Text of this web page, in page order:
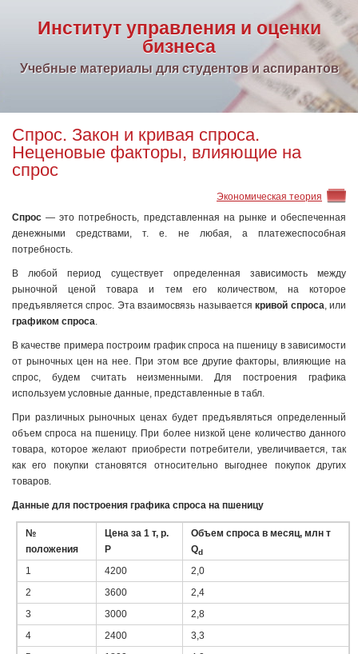
Институт управления и оценки
бизнеса
Учебные материалы для студентов и аспирантов
Спрос. Закон и кривая спроса.
Неценовые факторы, влияющие на
спрос
Экономическая теория
Спрос — это потребность, представленная на рынке и обеспеченная
денежными средствами, т. е. не любая, а платежеспособная
потребность.
В любой период существует определенная зависимость между
рыночной ценой товара и тем его количеством, на которое
предъявляется спрос. Эта взаимосвязь называетсякривой спроса, или
графиком спроса.
В качестве примера построим график спроса на пшеницу в зависимости
от рыночных цен на нее. При этом все другие факторы, влияющие на
спрос, будем считать неизменными. Для построения графика
используем условные данные, представленные в табл.
При различных рыночных ценах будет предъявляться определенный
объем спроса на пшеницу. При более низкой цене количество данного
товара, которое желают приобрести потребители, увеличивается, так
как его покупки становятся относительно выгоднее покупок других
товаров.
Данные для построения графика спроса на пшеницу
№
положения
Цена за 1 т, р.
Р
Объем спроса в месяц, млн т
Qd
1 4200
2,0
2
3600
2,4
3
3000
2,8
4
2400
3,3